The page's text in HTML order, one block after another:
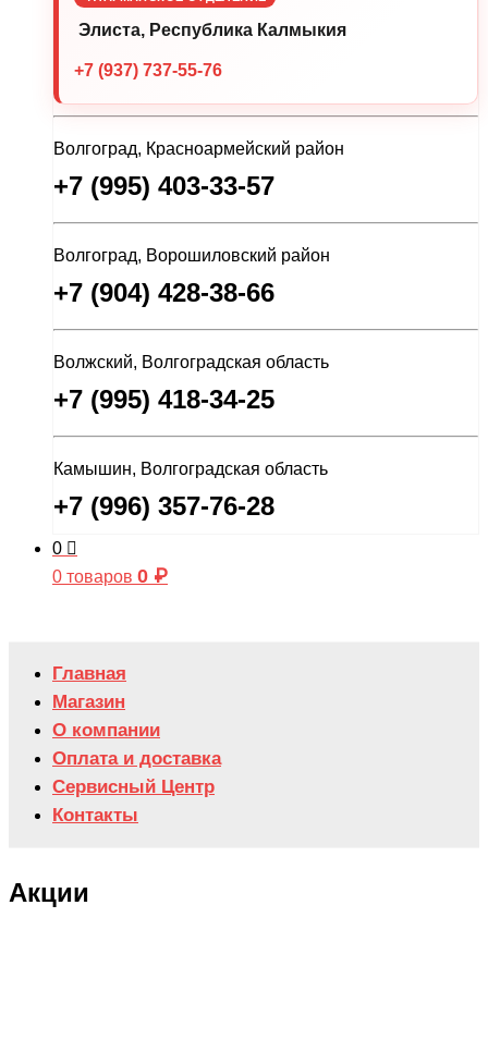
Элиста, Республика Калмыкия
+7 (937) 737-55-76
Волгоград, Красноармейский район
+7 (995) 403-33-57
Волгоград, Ворошиловский район
+7 (904) 428-38-66
Волжский, Волгоградская область
+7 (995) 418-34-25
Камышин, Волгоградская область
+7 (996) 357-76-28
0
0 товаров 0 ₽
Главная
Магазин
О компании
Оплата и доставка
Сервисный Центр
Контакты
Акции